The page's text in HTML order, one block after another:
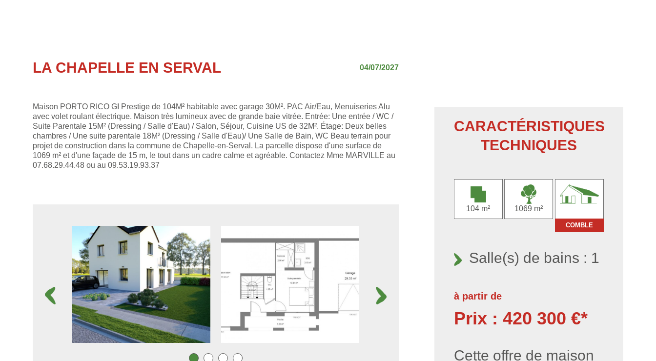
LA CHAPELLE EN SERVAL 04/07/2027
Maison PORTO RICO GI Prestige de 104M² habitable avec garage 30M². PAC Air/Eau, Menuiseries Alu
avec volet roulant électrique. Maison très lumineux avec de grande baie vitrée. Entrée: Une entrée / WC /
Suite Parentale 15M² (Dressing / Salle d'Eau) / Salon, Séjour, Cuisine US de 32M². Étage: Deux belles
chambres / Une suite parentale 18M² (Dressing / Salle d'Eau)/ Une Salle de Bain, WC Beau terrain pour
projet de construction dans la commune de Chapelle-en-Serval. La parcelle dispose d'une surface de
1069 m² et d'une façade de 15 m, le tout dans un cadre calme et agréable. Contactez Mme MARVILLE au
07.68.29.44.48 ou au 09.53.19.93.37
CARACTÉRISTIQUES
TECHNIQUES
104 m² 1069 m²
COMBLE
Salle(s) de bains : 1
à partir de
Prix : 420 300 €*
Cette offre de maison